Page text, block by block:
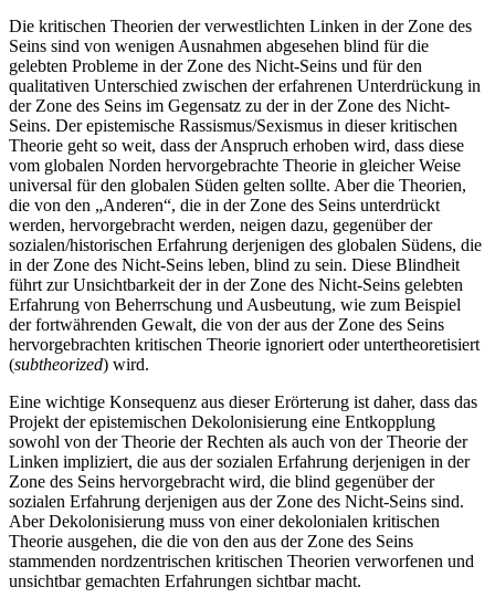
Die kritischen Theorien der verwestlichten Linken in der Zone des
Seins sind von wenigen Ausnahmen abgesehen blind für die
gelebten Probleme in der Zone des Nicht-Seins und für den
qualitativen Unterschied zwischen der erfahrenen Unterdrückung in
der Zone des Seins im Gegensatz zu der in der Zone des Nicht-
Seins. Der epistemische Rassismus/Sexismus in dieser kritischen
Theorie geht so weit, dass der Anspruch erhoben wird, dass diese
vom globalen Norden hervorgebrachte Theorie in gleicher Weise
universal für den globalen Süden gelten sollte. Aber die Theorien,
die von den „Anderen“, die in der Zone des Seins unterdrückt
werden, hervorgebracht werden, neigen dazu, gegenüber der
sozialen/historischen Erfahrung derjenigen des globalen Südens, die
in der Zone des Nicht-Seins leben, blind zu sein. Diese Blindheit
führt zur Unsichtbarkeit der in der Zone des Nicht-Seins gelebten
Erfahrung von Beherrschung und Ausbeutung, wie zum Beispiel
der fortwährenden Gewalt, die von der aus der Zone des Seins
hervorgebrachten kritischen Theorie ignoriert oder untertheoretisiert
(subtheo­rized) wird.
Eine wichtige Konsequenz aus dieser Erörterung ist daher, dass das
Projekt der epistemischen Dekolonisierung eine Entkopplung
sowohl von der Theorie der Rechten als auch von der Theorie der
Linken impliziert, die aus der sozialen Erfahrung derjenigen in der
Zone des Seins hervorgebracht wird, die blind gegenüber der
sozialen Erfahrung derjenigen aus der Zone des Nicht-Seins sind.
Aber Dekolonisierung muss von einer dekolonialen kritischen
Theorie ausgehen, die die von den aus der Zone des Seins
stammenden nordzentrischen kritischen Theorien verworfenen und
unsichtbar gemachten Erfahrungen sichtbar macht.